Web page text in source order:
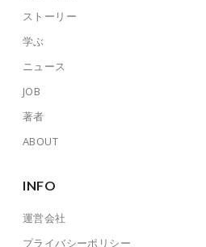
ストーリー
学ぶ
ニュース
JOB
著者
ABOUT
INFO
運営会社
プライバシーポリシー